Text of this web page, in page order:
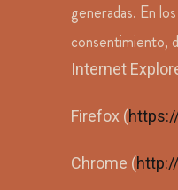
generadas. En
consentimiento,
Internet
Firefox (
Chrome (